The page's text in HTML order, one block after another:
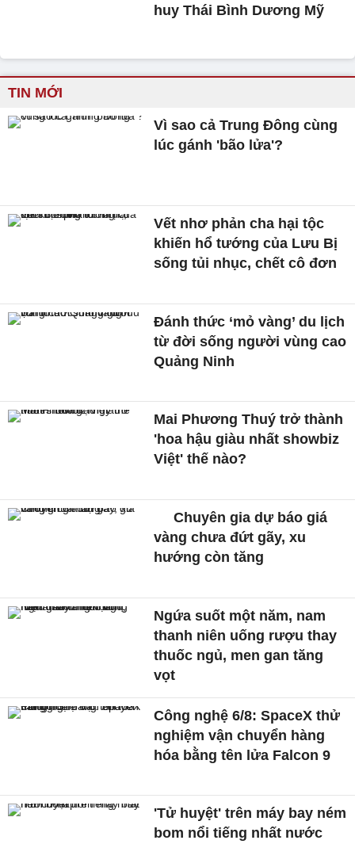
huy Thái Bình Dương Mỹ
TIN MỚI
Vì sao cả Trung Đông cùng
lúc gánh 'bão lửa'?
Vết nhơ phản cha hại tộc
khiến hổ tướng của Lưu Bị
sống tủi nhục, chết cô đơn
Đánh thức ‘mỏ vàng’ du lịch
từ đời sống người vùng cao
Quảng Ninh
Mai Phương Thuý trở thành
'hoa hậu giàu nhất showbiz
Việt' thế nào?
Chuyên gia dự báo giá
vàng chưa đứt gãy, xu
hướng còn tăng
Ngứa suốt một năm, nam
thanh niên uống rượu thay
thuốc ngủ, men gan tăng
vọt
Công nghệ 6/8: SpaceX thử
nghiệm vận chuyển hàng
hóa bằng tên lửa Falcon 9
'Tử huyệt' trên máy bay ném
bom nổi tiếng nhất nước